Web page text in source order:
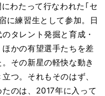
わたって行なわれた｢セ
に練習生として参加。日
タレント発掘と育成・
かの有望選手たちを差
その新星の軽快な動き
つ。それもそのはず、
のは、2017年に入って